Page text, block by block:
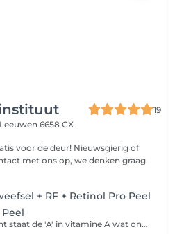
19
6658 CX
deur! Nieuwsgierig of
met ons op, we denken graag
+ RF + Retinol Pro Peel
Bij onze Retinol Treatment staat de 'A' in vitamine A wat ons betreft voor 'Alleskunner'! Effectief tegen rimpels, pigment, acné, roodheid, grove poriën en geeft ook nog eens een prachtige glow! En het mooiste is: deze behandeling blijft maar liefst 10 weken lang in de huid actief! Je kiest met de Retinol Treatment voor ontspanning én krachtige huidverjonging tegelijk. Wat wil je nog meer?